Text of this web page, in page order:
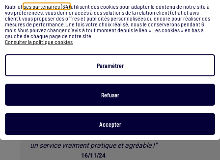
Kiabi et ses partenaires (34)utilisent des cookies pour adapter le contenu de notre site à
vos préférences, vous donner accès à des solutions de la relation client (chat et avis
client), vous proposer des offres et publicités personnalisées ou encore pour réaliser des
mesures de performance.Une fois votre choix réalisé, nous le conserverons pendant 6
mois.Vous pouvez changer d’avis à tout moment depuis le lien « Les cookies » en bas à
gauche de chaque page de notre site.
Consulter la politique cookies
Paramétrer
Refuser
Accepter
Retour au contenu principal
Les clients parlent de nos
E-RÉSERVATION
l’avance et ensuite venir les essayer en
magasin est une excellente option. C’est
un service vraiment pratique et agréable !"
16/11/24
«